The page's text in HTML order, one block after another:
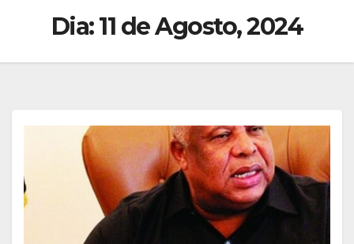
Dia:11 de Agosto, 2024